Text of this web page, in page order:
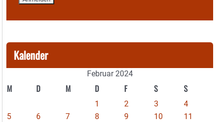
Kalender
Februar 2024
M D M D F S S
1 2 3
4
5
6 7 8 9 10
11